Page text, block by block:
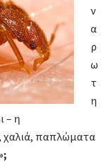
ν
α
ρ
ω
τ
η
– η
χαλιά, παπλώματα